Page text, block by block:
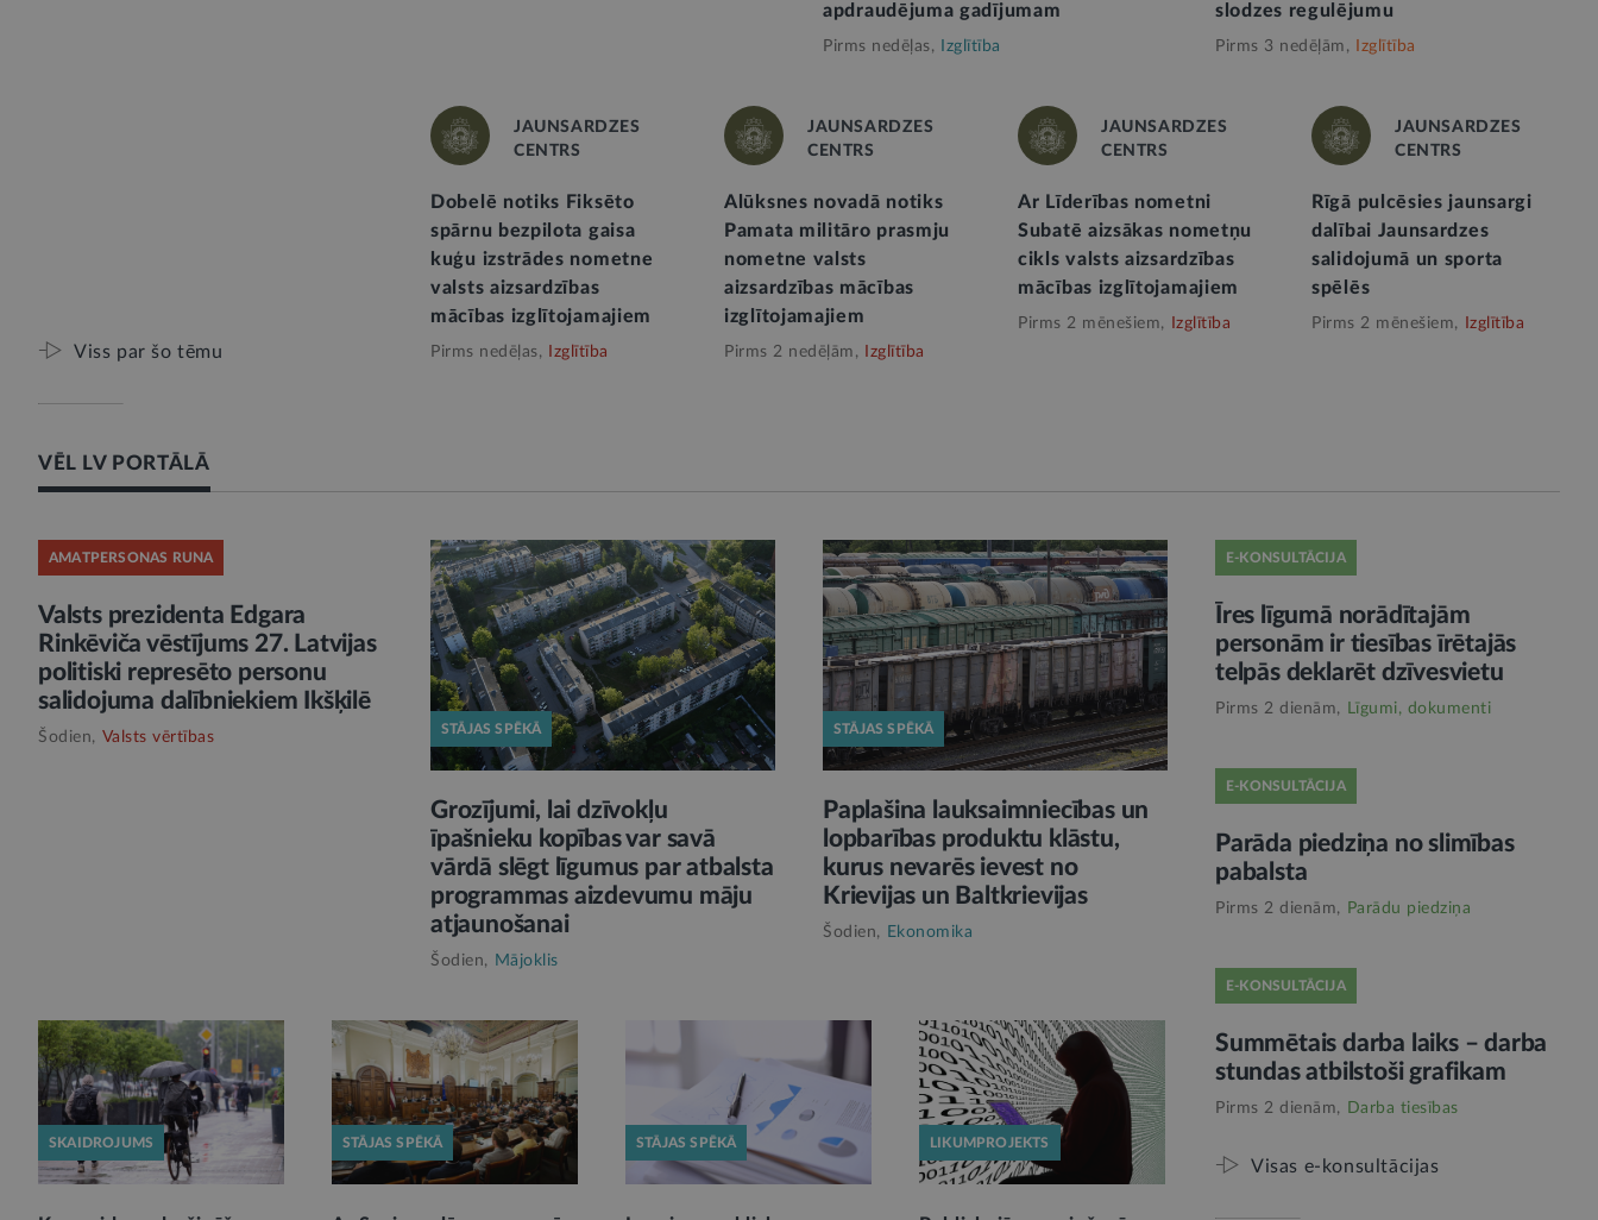
apdraudējuma gadījumam
Pirms nedēļas, Izglītība
slodzes regulējumu
Pirms 3 nedēļām, Izglītība
JAUNSARDZES
CENTRS
Dobelē notiks Fiksēto
spārnu bezpilota gaisa
kuģu izstrādes nometne
valsts aizsardzības
mācības izglītojamajiem
Pirms nedēļas, Izglītība
JAUNSARDZES
CENTRS
Alūksnes novadā notiks
Pamata militāro prasmju
nometne valsts
aizsardzības mācības
izglītojamajiem
Pirms 2 nedēļām, Izglītība
JAUNSARDZES
CENTRS
Ar Līderības nometni
Subatē aizsākas nometņu
cikls valsts aizsardzības
mācības izglītojamajiem
Pirms 2 mēnešiem, Izglītība
JAUNSARDZES
CENTRS
Rīgā pulcēsies jaunsargi
dalībai Jaunsardzes
salidojumā un sporta
spēlēs
Pirms 2 mēnešiem, Izglītība
Viss par šo tēmu
VĒL LV PORTĀLĀ
AMATPERSONAS RUNA
Valsts prezidenta Edgara
Rinkēviča vēstījums 27. Latvijas
politiski represēto personu
salidojuma dalībniekiem Ikšķilē
Šodien, Valsts vērtības
STĀJAS SPĒKĀ
Grozījumi, lai dzīvokļu
īpašnieku kopības var savā
vārdā slēgt līgumus par atbalsta
programmas aizdevumu māju
atjaunošanai
Šodien, Mājoklis
STĀJAS SPĒKĀ
Paplašina lauksaimniecības un
lopbarības produktu klāstu,
kurus nevarēs ievest no
Krievijas un Baltkrievijas
Šodien, Ekonomika
SKAIDROJUMS STĀJAS SPĒKĀ STĀJAS SPĒKĀ LIKUMPROJEKTS
E-KONSULTĀCIJA
Īres līgumā norādītajām
personām ir tiesības īrētajās
telpās deklarēt dzīvesvietu
Pirms 2 dienām, Līgumi, dokumenti
E-KONSULTĀCIJA
Parāda piedziņa no slimības
pabalsta
Pirms 2 dienām, Parādu piedziņa
E-KONSULTĀCIJA
Summētais darba laiks – darba
stundas atbilstoši grafikam
Pirms 2 dienām, Darba tiesības
Visas e-konsultācijas